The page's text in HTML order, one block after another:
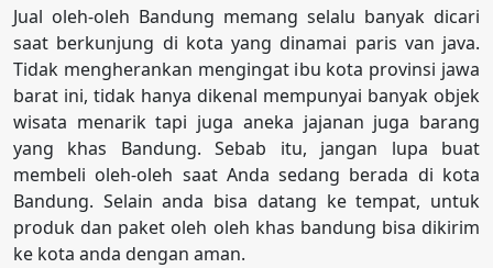
Jual oleh-oleh Bandung memang selalu banyak dicari
saat berkunjung di kota yang dinamai paris van java.
Tidak mengherankan mengingat ibu kota provinsi jawa
barat ini, tidak hanya dikenal mempunyai banyak objek
wisata menarik tapi juga aneka jajanan juga barang
yang khas Bandung. Sebab itu, jangan lupa buat
membeli oleh-oleh saat Anda sedang berada di kota
Bandung. Selain anda bisa datang ke tempat, untuk
produk dan paket oleh oleh khas bandung bisa dikirim
ke kota anda dengan aman.